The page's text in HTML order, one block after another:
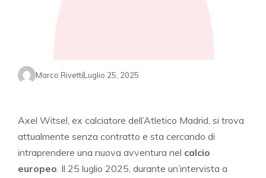
Marco RivettiLuglio 25, 2025
Axel Witsel, ex calciatore dell’Atletico Madrid, si trova
attualmente senza contratto e sta cercando di
intraprendere una nuova avventura nel calcio
europeo. Il 25 luglio 2025, durante un’intervista a